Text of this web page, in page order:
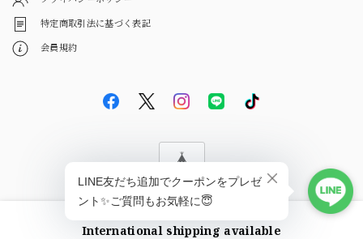
特定商取引法に基づく表記
会員規約
© EBiS GEM
International shipping available